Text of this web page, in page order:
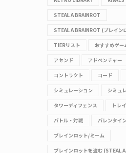
STEAL A BRAINROT
STEAL A BRAINROT (ブレイン
TIERリスト おすすめゲー
アセンド アドベンチャー
コントラクト コード
シミュレーション シミュ
タワーディフェンス トレ
バトル・対戦 バレンタイ
ブレインロット/ミーム
ブレインロットを盗む (STEAL